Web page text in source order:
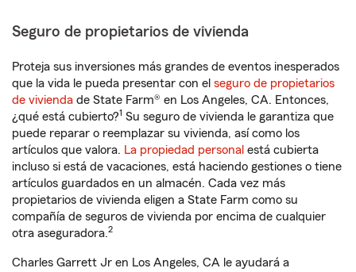
Seguro de propietarios de vivienda
Proteja sus inversiones más grandes de eventos inesperados
que la vida le pueda presentar con el seguro de propietarios
de vivienda de State Farm® en Los Angeles, CA. Entonces,
¿qué está cubierto?1 Su seguro de vivienda le garantiza que
puede reparar o reemplazar su vivienda, así como los
artículos que valora. La propiedad personal está cubierta
incluso si está de vacaciones, está haciendo gestiones o tiene
artículos guardados en un almacén. Cada vez más
propietarios de vivienda eligen a State Farm como su
compañía de seguros de vivienda por encima de cualquier
otra aseguradora.2
Charles Garrett Jr en Los Angeles, CA le ayudará a